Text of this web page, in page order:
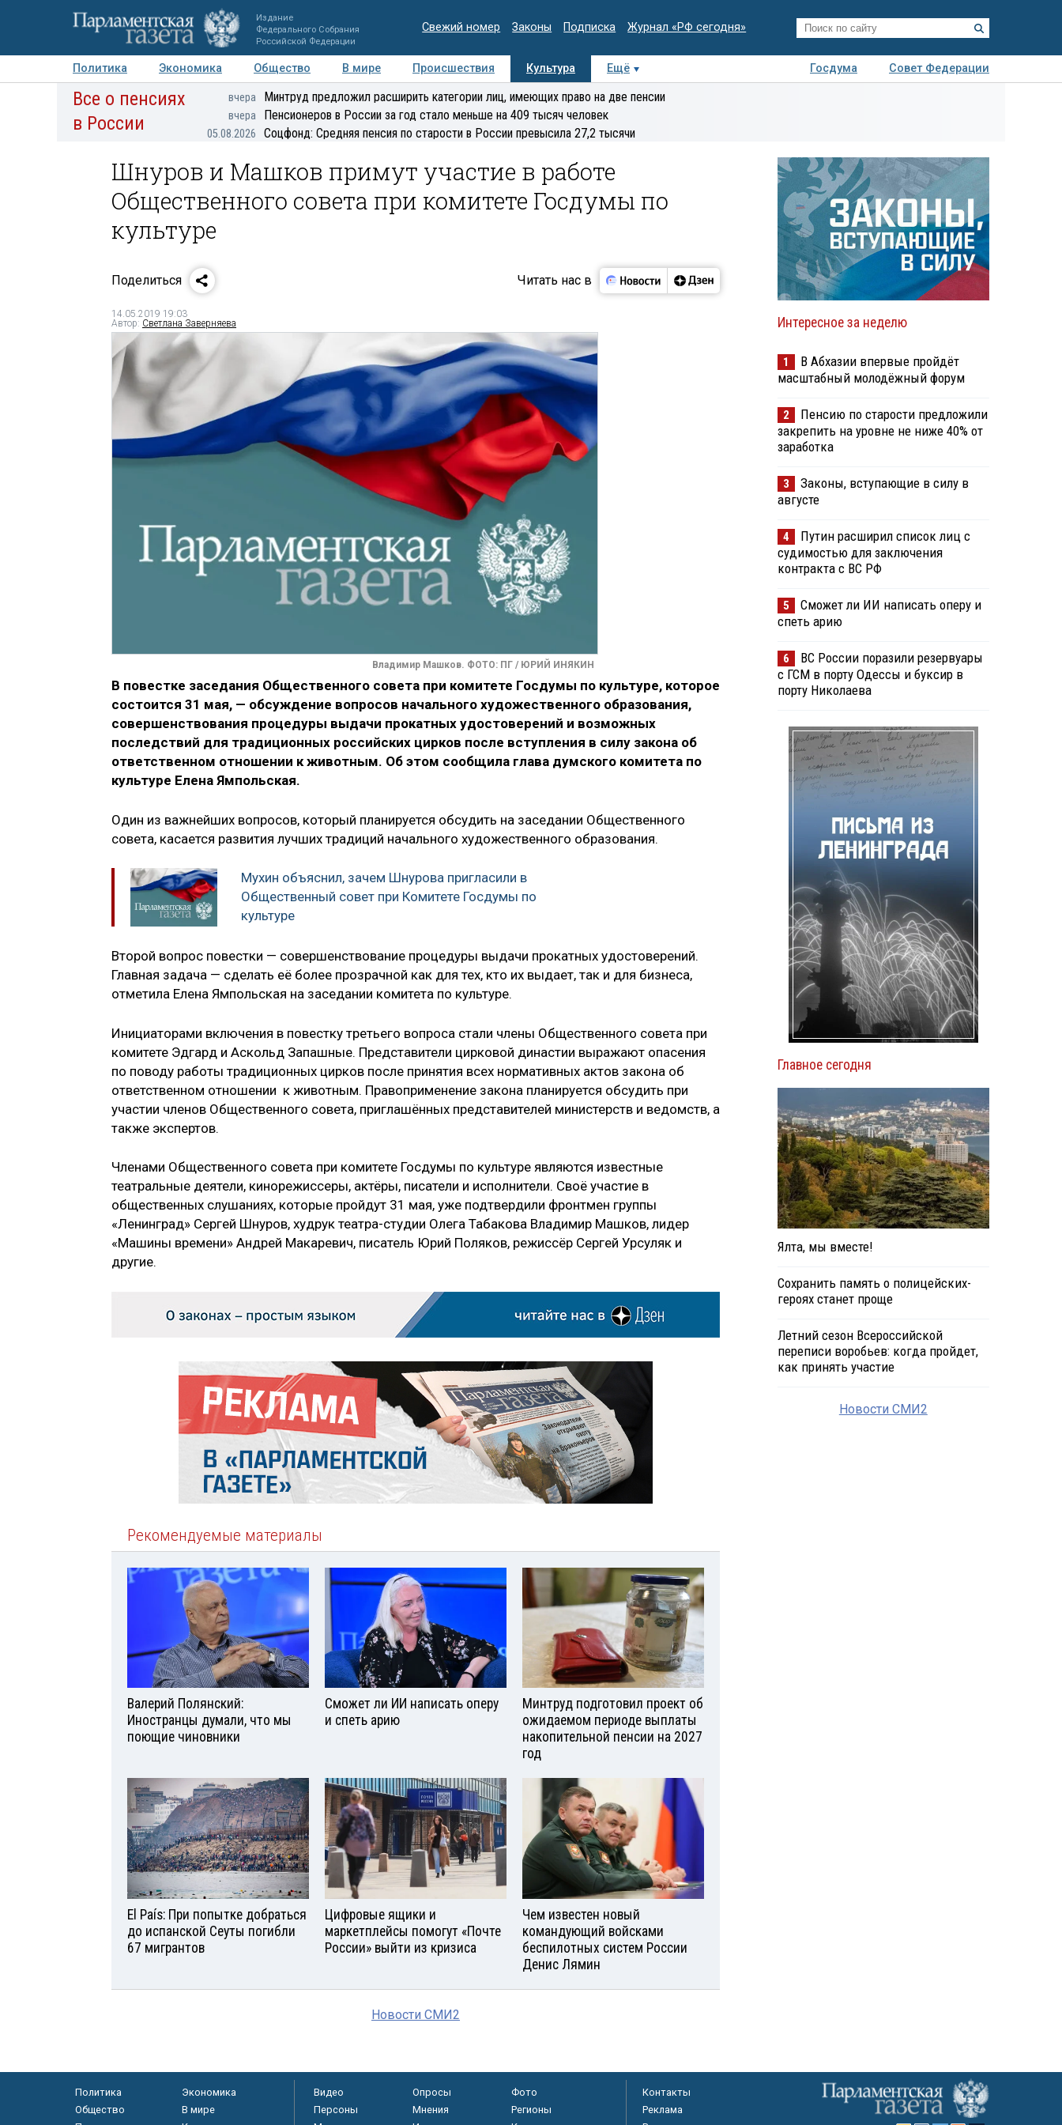
Издание
Федерального Собрания
Российской Федерации
Свежий номер Законы Подписка Журнал «РФ сегодня»
Политика Экономика Общество В мире Происшествия Культура Ещё Госдума
Совет Федерации
Авторы Персоны Мнения Регионы Медиацентр Интервью Колумнисты
Деловая
Все о пенсиях
в России
вчера Минтруд предложил расширить категории лиц, имеющих право на две пенсии
вчера Пенсионеров в России за год стало меньше на 409 тысяч человек
05.08.2026 Соцфонд: Средняя пенсия по старости в России превысила 27,2 тысячи
Шнуров и Машков примут участие в работе
Общественного совета при комитете Госдумы по
культуре
Поделиться Читать нас в
14.05.2019 19:03
Автор: Светлана Заверняева
Владимир Машков. ФОТО: ПГ / ЮРИЙ ИНЯКИН
В повестке заседания Общественного совета при комитете Госдумы по культуре, которое
состоится 31 мая, — обсуждение вопросов начального художественного образования,
совершенствования процедуры выдачи прокатных удостоверений и возможных
последствий для традиционных российских цирков после вступления в силу закона об
ответственном отношении к животным. Об этом сообщила глава думского комитета по
культуре Елена Ямпольская.
Один из важнейших вопросов, который планируется обсудить на заседании Общественного
совета, касается развития лучших традиций начального художественного образования.
Мухин объяснил, зачем Шнурова пригласили в
Общественный совет при Комитете Госдумы по
культуре
Второй вопрос повестки — совершенствование процедуры выдачи прокатных удостоверений.
Главная задача — сделать её более прозрачной как для тех, кто их выдает, так и для бизнеса,
отметила Елена Ямпольская на заседании комитета по культуре.
Инициаторами включения в повестку третьего вопроса стали члены Общественного совета при
комитете Эдгард и Аскольд Запашные. Представители цирковой династии выражают опасения
по поводу работы традиционных цирков после принятия всех нормативных актов закона об
ответственном отношении к животным. Правоприменение закона планируется обсудить при
участии членов Общественного совета, приглашённых представителей министерств и ведомств, а
также экспертов.
Членами Общественного совета при комитете Госдумы по культуре являются известные
театральные деятели, кинорежиссеры, актёры, писатели и исполнители. Своё участие в
общественных слушаниях, которые пройдут 31 мая, уже подтвердили фронтмен группы
«Ленинград» Сергей Шнуров, худрук театра-студии Олега Табакова Владимир Машков, лидер
«Машины времени» Андрей Макаревич, писатель Юрий Поляков, режиссёр Сергей Урсуляк и
другие.
Рекомендуемые материалы
Валерий Полянский:
Иностранцы думали, что мы
поющие чиновники
Сможет ли ИИ написать оперу
и спеть арию
Минтруд подготовил проект об
ожидаемом периоде выплаты
накопительной пенсии на 2027
год
El País: При попытке добраться
до испанской Сеуты погибли
67 мигрантов
Цифровые ящики и
маркетплейсы помогут «Почте
России» выйти из кризиса
Чем известен новый
командующий войсками
беспилотных систем России
Денис Лямин
Новости СМИ2
Интересное за неделю
1
В Абхазии впервые пройдёт
масштабный молодёжный форум
2
Пенсию по старости предложили
закрепить на уровне не ниже 40% от
заработка
3
Законы, вступающие в силу в
августе
4
Путин расширил список лиц с
судимостью для заключения
контракта с ВС РФ
5
Сможет ли ИИ написать оперу и
спеть арию
6
ВС России поразили резервуары
с ГСМ в порту Одессы и буксир в
порту Николаева
Главное сегодня
Ялта, мы вместе!
Сохранить память о полицейских-
героях станет проще
Летний сезон Всероссийской
переписи воробьев: когда пройдет,
как принять участие
Новости СМИ2
Политика
Экономика
Общество
В мире
Видео Опросы
Фото
Персоны
Мнения
Регионы
Контакты
Реклама